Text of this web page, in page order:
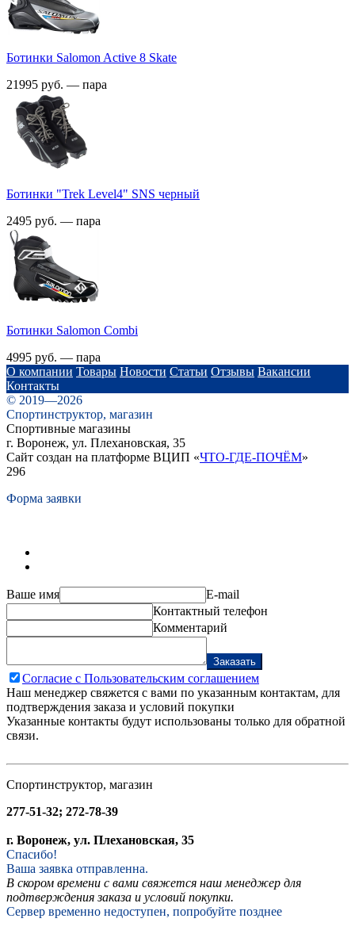
Ботинки Salomon Active 8 Skate
21995 руб. — пара
Ботинки "Trek Level4" SNS черный
2495 руб. — пара
Ботинки Salomon Combi
4995 руб. — пара
О компании Товары Новости Статьи Отзывы Вакансии
Контакты
© 2019—2026
Спортинструктор, магазин
Спортивные магазины
г. Воронеж, ул. Плехановская, 35
Сайт создан на платформе ВЦИП «ЧТО-ГДЕ-ПОЧЁМ»
296
Форма заявки
Ваше имя
E-mail
Контактный телефон
Комментарий
Заказать
Согласие с Пользовательским соглашением
Наш менеджер свяжется с вами по указанным контактам, для
подтверждения заказа и условий покупки
Указанные контакты будут использованы только для обратной
связи.
Спортинструктор, магазин
277-51-32; 272-78-39
г. Воронеж, ул. Плехановская, 35
Спасибо!
Ваша заявка отправленна.
В скором времени с вами свяжется наш менеджер для
подтверждения заказа и условий покупки.
Сервер временно недоступен, попробуйте позднее